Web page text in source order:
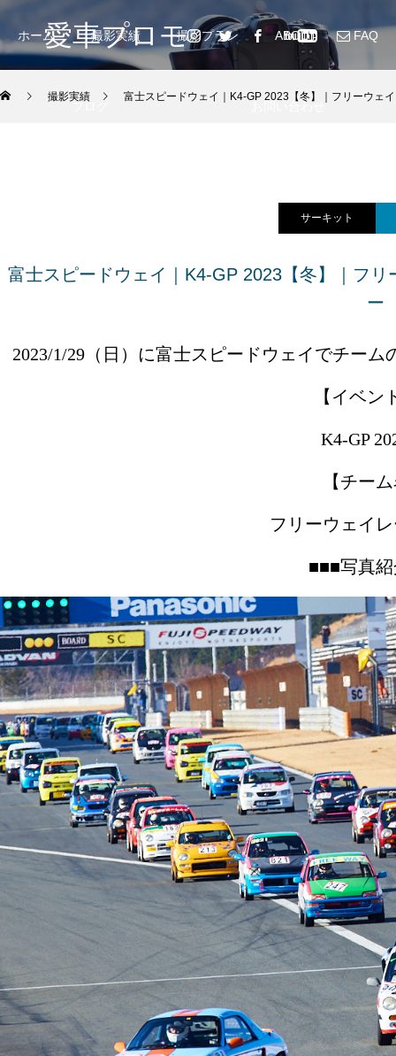
愛車プロモ
ホーム 撮影実績 撮影プラン ABOUT FAQ
ブログ お問い合わせ
撮影実績 富士スピードウェイ｜K4-GP 2023【冬】｜フリーウェ
サーキット
富士スピードウェイ｜K4-GP 2023【冬】｜フ
ー
2023/1/29（日）に富士スピードウェイでチー
【イベン
K4-GP
【チー
フリーウェイ
■■■写真